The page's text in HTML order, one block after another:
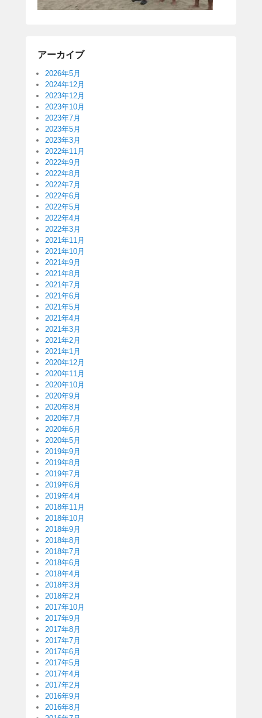
アーカイブ
2026年5月
2024年12月
2023年12月
2023年10月
2023年7月
2023年5月
2023年3月
2022年11月
2022年9月
2022年8月
2022年7月
2022年6月
2022年5月
2022年4月
2022年3月
2021年11月
2021年10月
2021年9月
2021年8月
2021年7月
2021年6月
2021年5月
2021年4月
2021年3月
2021年2月
2021年1月
2020年12月
2020年11月
2020年10月
2020年9月
2020年8月
2020年7月
2020年6月
2020年5月
2019年9月
2019年8月
2019年7月
2019年6月
2019年4月
2018年11月
2018年10月
2018年9月
2018年8月
2018年7月
2018年6月
2018年4月
2018年3月
2018年2月
2017年10月
2017年9月
2017年8月
2017年7月
2017年6月
2017年5月
2017年4月
2017年2月
2016年9月
2016年8月